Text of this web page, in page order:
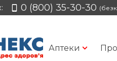
0 (800) 35-30-30
Аптеки